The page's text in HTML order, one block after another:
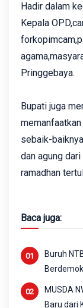
Hadir dalam
Kepala
Pringgebaya.
Bupati juga
sebaik-
dan agung
ramadhan
Baca juga:
Buruh
MUSDA
Baru dari